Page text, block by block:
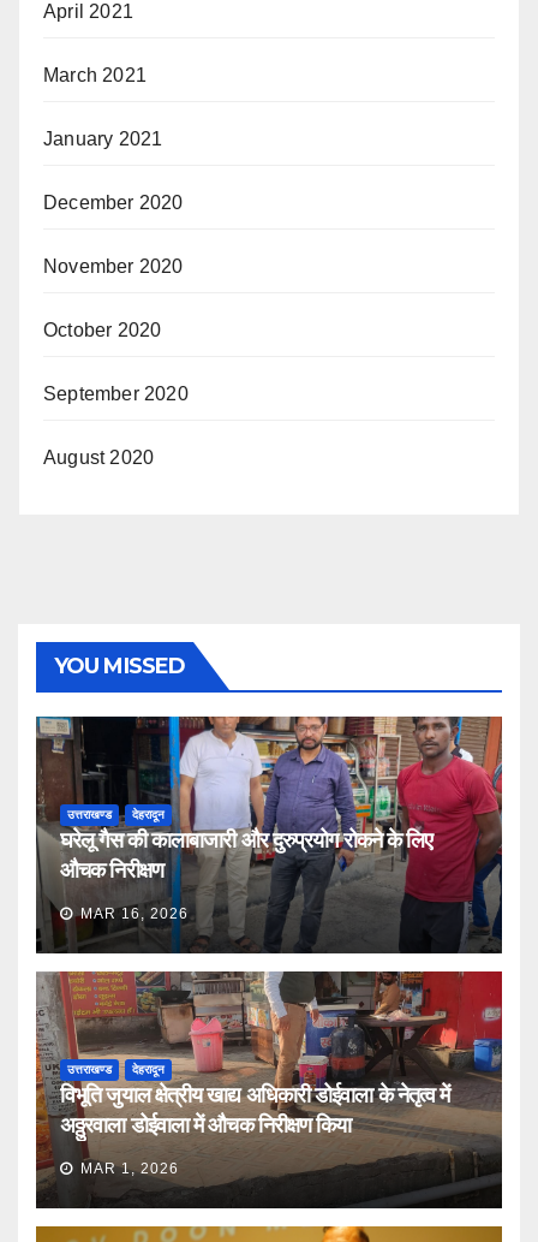
April 2021
March 2021
January 2021
December 2020
November 2020
October 2020
September 2020
August 2020
YOU MISSED
उत्तराखण्ड देहरादून
घरेलू गैस की कालाबाजारी और दुरुप्रयोग रोकने के लिए
औचक निरीक्षण
MAR 16, 2026
उत्तराखण्ड देहरादून
विभूति जुयाल क्षेत्रीय खाद्य अधिकारी डोईवाला के नेतृत्व में
अठ्ठुरवाला डोईवाला में औचक निरीक्षण किया
MAR 1, 2026